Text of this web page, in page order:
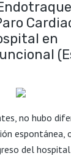
en
no hubo
espontánea,
del